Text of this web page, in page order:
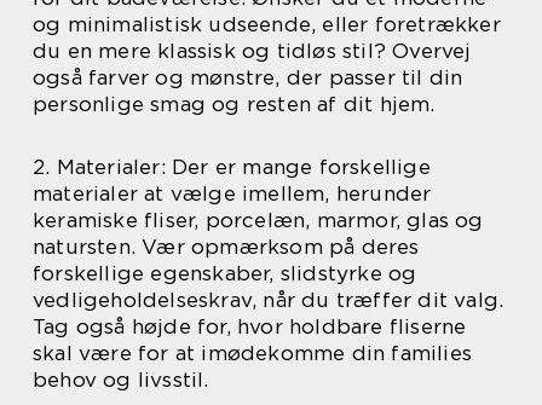
og minimalistisk udseende, eller foretrækker
du en mere klassisk og tidløs stil? Overvej
også farver og mønstre, der passer til din
personlige smag og resten af dit hjem.
2. Materialer: Der er mange forskellige
materialer at vælge imellem, herunder
keramiske fliser, porcelæn, marmor, glas og
natursten. Vær opmærksom på deres
forskellige egenskaber, slidstyrke og
vedligeholdelseskrav, når du træffer dit valg.
Tag også højde for, hvor holdbare fliserne
skal være for at imødekomme din families
behov og livsstil.